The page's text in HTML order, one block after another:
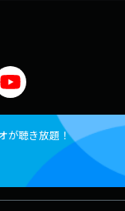
が聴き放題！